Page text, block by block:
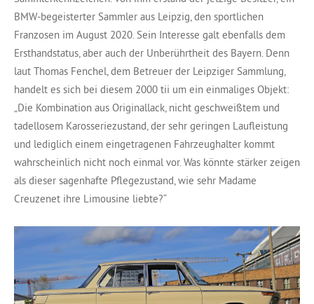
BMW-begeisterter Sammler aus Leipzig, den sportlichen
Franzosen im August 2020. Sein Interesse galt ebenfalls dem
Ersthandstatus, aber auch der Unberührtheit des Bayern. Denn
laut Thomas Fenchel, dem Betreuer der Leipziger Sammlung,
handelt es sich bei diesem 2000 tii um ein einmaliges Objekt:
„Die Kombination aus Originallack, nicht geschweißtem und
tadellosem Karosseriezustand, der sehr geringen Laufleistung
und lediglich einem eingetragenen Fahrzeughalter kommt
wahrscheinlich nicht noch einmal vor. Was könnte stärker zeigen
als dieser sagenhafte Pflegezustand, wie sehr Madame
Creuzenet ihre Limousine liebte?“